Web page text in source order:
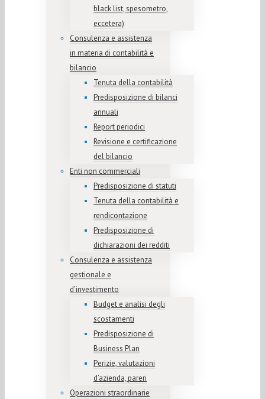
black list, spesometro,
eccetera)
Consulenza e assistenza
in materia di contabilità e
bilancio
Tenuta della contabilità
Predisposizione di bilanci
annuali
Report periodici
Revisione e certificazione
del bilancio
Enti non commerciali
Predisposizione di statuti
Tenuta della contabilità e
rendicontazione
Predisposizione di
dichiarazioni dei redditi
Consulenza e assistenza
gestionale e
d’investimento
Budget e analisi degli
scostamenti
Predisposizione di
Business Plan
Perizie, valutazioni
d’azienda, pareri
Operazioni straordinarie